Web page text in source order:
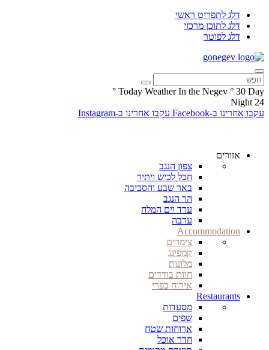
דלג לתפריט ראשי
דלג לתוכן מרכזי
דלג לפוטר
Today Weather In the Negev ° 30 Day
°
24
Night
עקבו אחרינו ב-Facebook
עקבו אחרינו ב-Instagram
אזורים
צפון הנגב
חבל לכיש ויתיר
באר שבע והסביבה
הר הנגב
ערד וים המלח
ערבה
Accommodation
צימרים
קמפינג
מלונות
חוות בודדים
אירוח כפרי
Restaurants
מסעדות
שפים
ארוחות שטח
חדר אוכל